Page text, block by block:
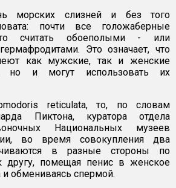
морских слизней и без того
почти все голожаберные
считать обоеполыми - или
Это означает, что
как мужские, так и женские
но и могут использовать их
reticulata, то, по словам
Пиктона, куратора отдела
Национальных музеев
во время совокупления два
в разные стороны по
другу, помещая пенис в женское
и обмениваясь спермой.